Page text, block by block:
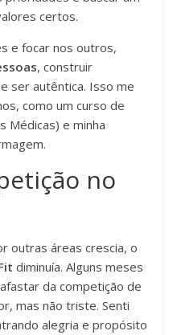
certos.
e focar nos outros,
, construir
ser autêntica. Isso me
como um curso de
Médicas) e minha
no
outras áreas crescia, o
diminuía. Alguns meses
da competição de
mas não triste. Senti
alegria e propósito